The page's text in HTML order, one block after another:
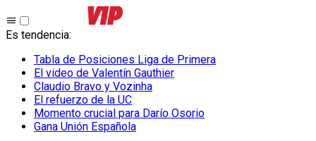
Es tendencia:
Tabla de Posiciones Liga de Primera
El video de Valentín Gauthier
Claudio Bravo y Vozinha
El refuerzo de la UC
Momento crucial para Darío Osorio
Gana Unión Española